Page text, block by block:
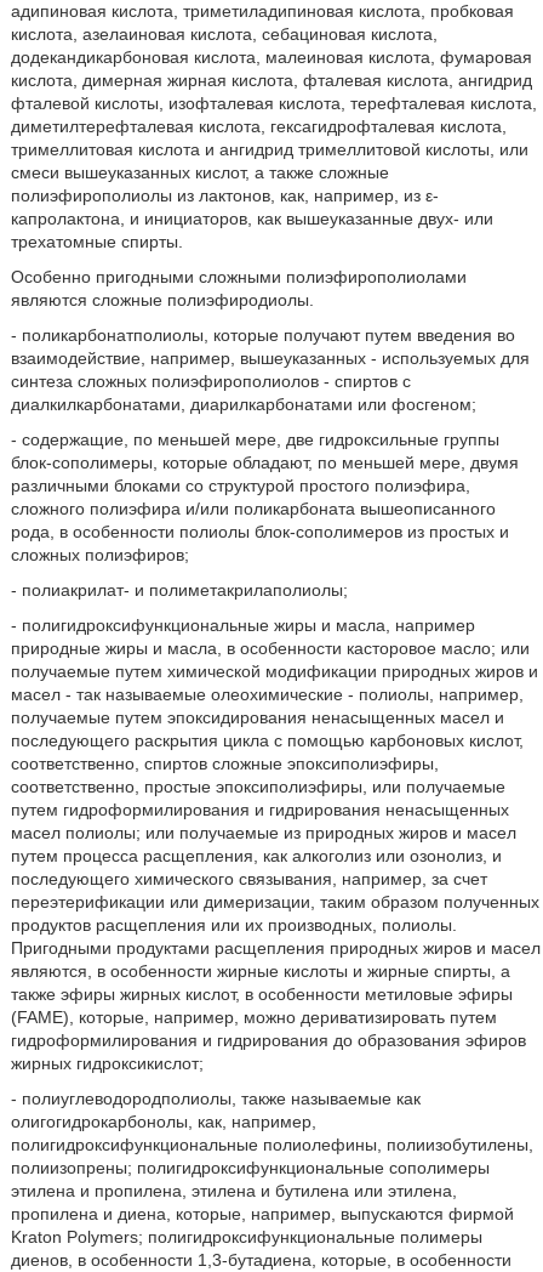
адипиновая кислота, триметиладипиновая кислота, пробковая
кислота, азелаиновая кислота, себациновая кислота,
додекандикарбоновая кислота, малеиновая кислота, фумаровая
кислота, димерная жирная кислота, фталевая кислота, ангидрид
фталевой кислоты, изофталевая кислота, терефталевая кислота,
диметилтерефталевая кислота, гексагидрофталевая кислота,
тримеллитовая кислота и ангидрид тримеллитовой кислоты, или
смеси вышеуказанных кислот, а также сложные
полиэфирополиолы из лактонов, как, например, из ε-
капролактона, и инициаторов, как вышеуказанные двух- или
трехатомные спирты.
Особенно пригодными сложными полиэфирополиолами
являются сложные полиэфиродиолы.
- поликарбонатполиолы, которые получают путем введения во
взаимодействие, например, вышеуказанных - используемых для
синтеза сложных полиэфирополиолов - спиртов с
диалкилкарбонатами, диарилкарбонатами или фосгеном;
- содержащие, по меньшей мере, две гидроксильные группы
блок-сополимеры, которые обладают, по меньшей мере, двумя
различными блоками со структурой простого полиэфира,
сложного полиэфира и/или поликарбоната вышеописанного
рода, в особенности полиолы блок-сополимеров из простых и
сложных полиэфиров;
- полиакрилат- и полиметакрилаполиолы;
- полигидроксифункциональные жиры и масла, например
природные жиры и масла, в особенности касторовое масло; или
получаемые путем химической модификации природных жиров и
масел - так называемые олеохимические - полиолы, например,
получаемые путем эпоксидирования ненасыщенных масел и
последующего раскрытия цикла с помощью карбоновых кислот,
соответственно, спиртов сложные эпоксиполиэфиры,
соответственно, простые эпоксиполиэфиры, или получаемые
путем гидроформилирования и гидрирования ненасыщенных
масел полиолы; или получаемые из природных жиров и масел
путем процесса расщепления, как алкоголиз или озонолиз, и
последующего химического связывания, например, за счет
переэтерификации или димеризации, таким образом полученных
продуктов расщепления или их производных, полиолы.
Пригодными продуктами расщепления природных жиров и масел
являются, в особенности жирные кислоты и жирные спирты, а
также эфиры жирных кислот, в особенности метиловые эфиры
(FAME), которые, например, можно дериватизировать путем
гидроформилирования и гидрирования до образования эфиров
жирных гидроксикислот;
- полиуглеводородполиолы, также называемые как
олигогидрокарбонолы, как, например,
полигидроксифункциональные полиолефины, полиизобутилены,
полиизопрены; полигидроксифункциональные сополимеры
этилена и пропилена, этилена и бутилена или этилена,
пропилена и диена, которые, например, выпускаются фирмой
Kraton Polymers; полигидроксифункциональные полимеры
диенов, в особенности 1,3-бутадиена, которые, в особенности